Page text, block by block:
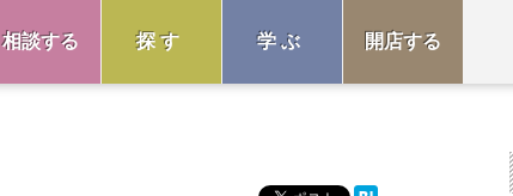
相談する 探す 学ぶ 開店する